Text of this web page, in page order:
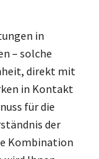
in
– solche
direkt mit
in Kontakt
für die
der
Kombination